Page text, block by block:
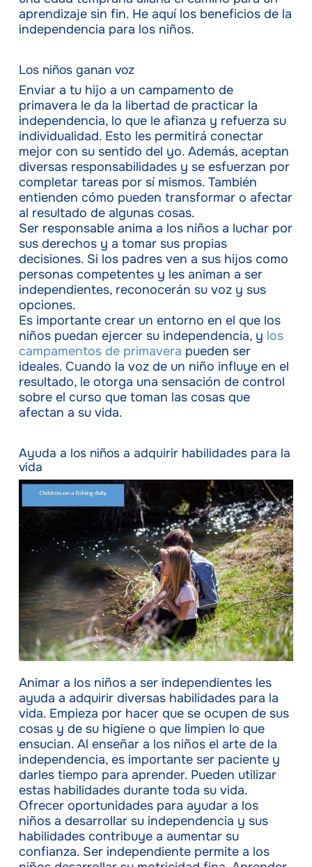
aprendizaje sin fin. He aquí los beneficios de la
independencia para los niños.
Los niños ganan voz
Enviar a tu hijo a un campamento de
primavera le da la libertad de practicar la
independencia, lo que le afianza y refuerza su
individualidad. Esto les permitirá conectar
mejor con su sentido del yo. Además, aceptan
diversas responsabilidades y se esfuerzan por
completar tareas por sí mismos. También
entienden cómo pueden transformar o afectar
al resultado de algunas cosas.
Ser responsable anima a los niños a luchar por
sus derechos y a tomar sus propias
decisiones. Si los padres ven a sus hijos como
personas competentes y les animan a ser
independientes, reconocerán su voz y sus
opciones.
Es importante crear un entorno en el que los
niños puedan ejercer su independencia, y los
campamentos de primavera pueden ser
ideales. Cuando la voz de un niño influye en el
resultado, le otorga una sensación de control
sobre el curso que toman las cosas que
afectan a su vida.
Ayuda a los niños a adquirir habilidades para la
vida
Animar a los niños a ser independientes les
ayuda a adquirir diversas habilidades para la
vida. Empieza por hacer que se ocupen de sus
cosas y de su higiene o que limpien lo que
ensucian. Al enseñar a los niños el arte de la
independencia, es importante ser paciente y
darles tiempo para aprender. Pueden utilizar
estas habilidades durante toda su vida.
Ofrecer oportunidades para ayudar a los
niños a desarrollar su independencia y sus
habilidades contribuye a aumentar su
confianza. Ser independiente permite a los